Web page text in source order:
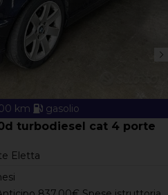
km gasolio
turbodiesel cat 4 porte
Eletta